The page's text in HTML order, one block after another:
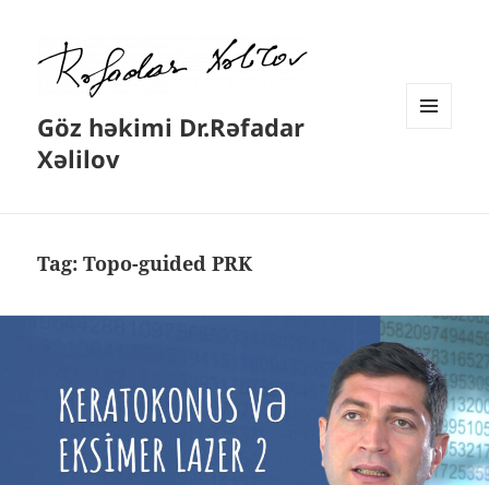
Göz həkimi Dr.Rəfadar
Xəlilov
Tag:Topo-guided PRK